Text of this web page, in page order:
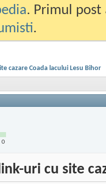
. Primul
.
cazare Coada lacului Lesu Bihor
0
uri cu site